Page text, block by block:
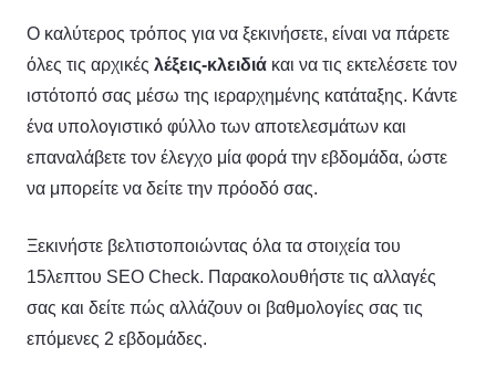
Ο καλύτερος τρόπος για να ξεκινήσετε, είναι να πάρετε
όλες τις αρχικές λέξεις-κλειδιά και να τις εκτελέσετε τον
ιστότοπό σας μέσω της ιεραρχημένης κατάταξης. Κάντε
ένα υπολογιστικό φύλλο των αποτελεσμάτων και
επαναλάβετε τον έλεγχο μία φορά την εβδομάδα, ώστε
να μπορείτε να δείτε την πρόοδό σας.
Ξεκινήστε βελτιστοποιώντας όλα τα στοιχεία του
15λεπτου SEO Check. Παρακολουθήστε τις αλλαγές
σας και δείτε πώς αλλάζουν οι βαθμολογίες σας τις
επόμενες 2 εβδομάδες.